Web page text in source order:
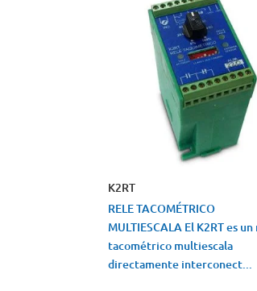
K2RT
RELE TACOMÉTRICO
MULTIESCALA El K2RT es
tacométrico multiescala
directamente interconect...